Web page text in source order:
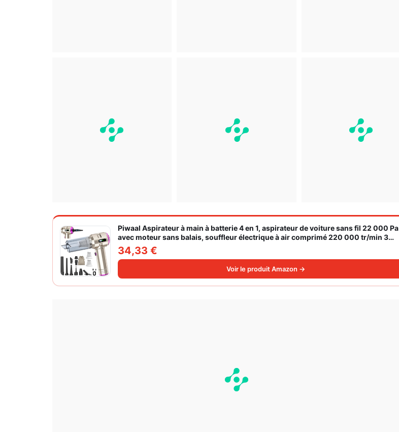
Piwaal Aspirateur à main à batterie 4 en 1, aspirateur de voiture sans fil 22 000 Pa
avec moteur sans balais, souffleur électrique à air comprimé 220 000 tr/min 3
vitesses pour poils d'animaux
34,33 €
Voir le produit Amazon →